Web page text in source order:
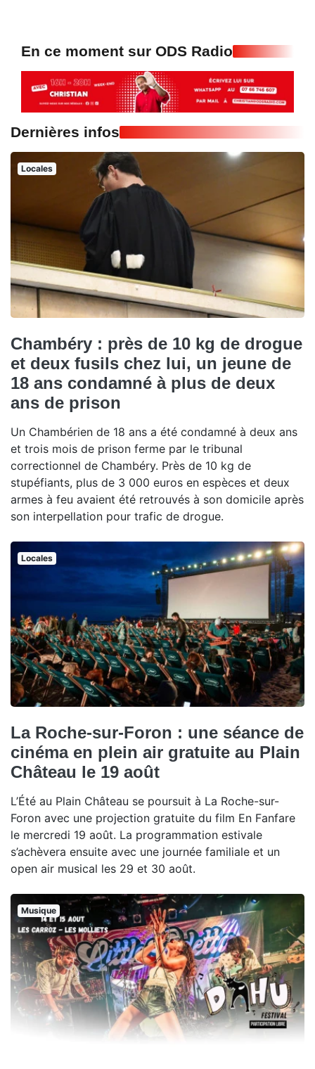
En ce moment sur ODS Radio
Dernières infos
Locales
Chambéry : près de 10 kg de drogue
et deux fusils chez lui, un jeune de
18 ans condamné à plus de deux
ans de prison
Un Chambérien de 18 ans a été condamné à deux ans
et trois mois de prison ferme par le tribunal
correctionnel de Chambéry. Près de 10 kg de
stupéfiants, plus de 3 000 euros en espèces et deux
armes à feu avaient été retrouvés à son domicile après
son interpellation pour trafic de drogue.
Locales
La Roche-sur-Foron : une séance de
cinéma en plein air gratuite au Plain
Château le 19 août
L’Été au Plain Château se poursuit à La Roche-sur-
Foron avec une projection gratuite du film En Fanfare
le mercredi 19 août. La programmation estivale
s’achèvera ensuite avec une journée familiale et un
open air musical les 29 et 30 août.
Musique